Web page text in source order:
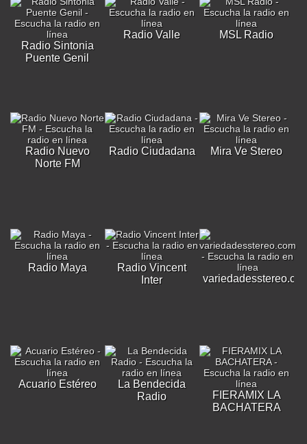
Radio Sintonia
Puente Genil
Radio Valle MSL Radio
Radio Nuevo
Norte FM
Radio Ciudadana Mira Ve Stereo
Radio Maya
Radio Vincent
Inter
Acuario Estéreo
La Bendecida
Radio
FIERAMIX LA
BACHATERA